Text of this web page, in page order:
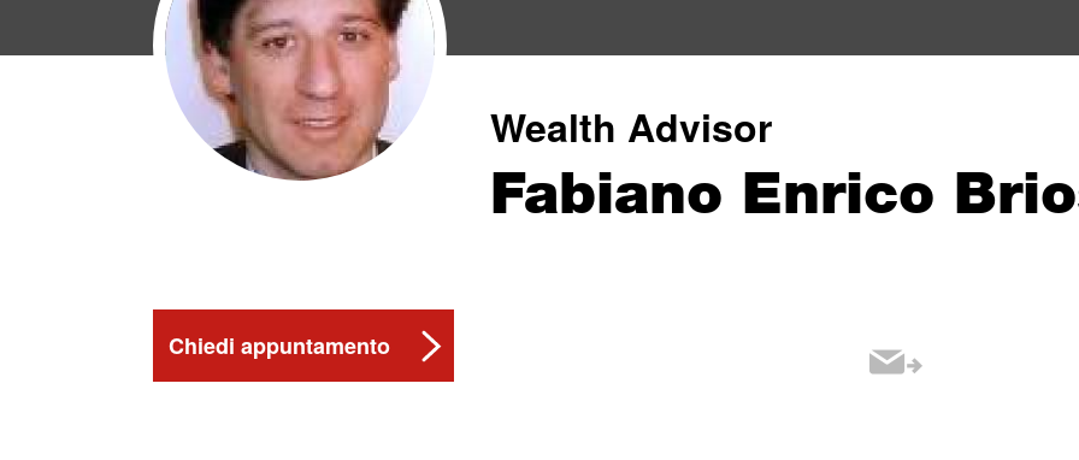
Wealth Advisor
Fabiano Enrico
Chiedi appuntamento